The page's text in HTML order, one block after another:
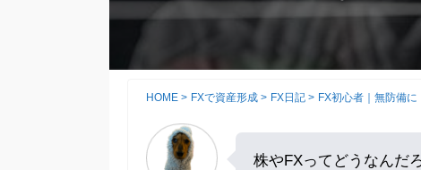
HOME > FXで資産形成 > FX日記 > FX初心者｜無防備
株やFXってどうなんだ